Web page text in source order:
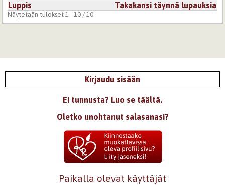
Luppis
Takakansi täynnä lupauksia
Näytetään tulokset 1 - 10 / 10
Kirjaudu sisään
Ei tunnusta? Luo se täältä.
Oletko unohtanut salasanasi?
Paikalla olevat käyttäjät